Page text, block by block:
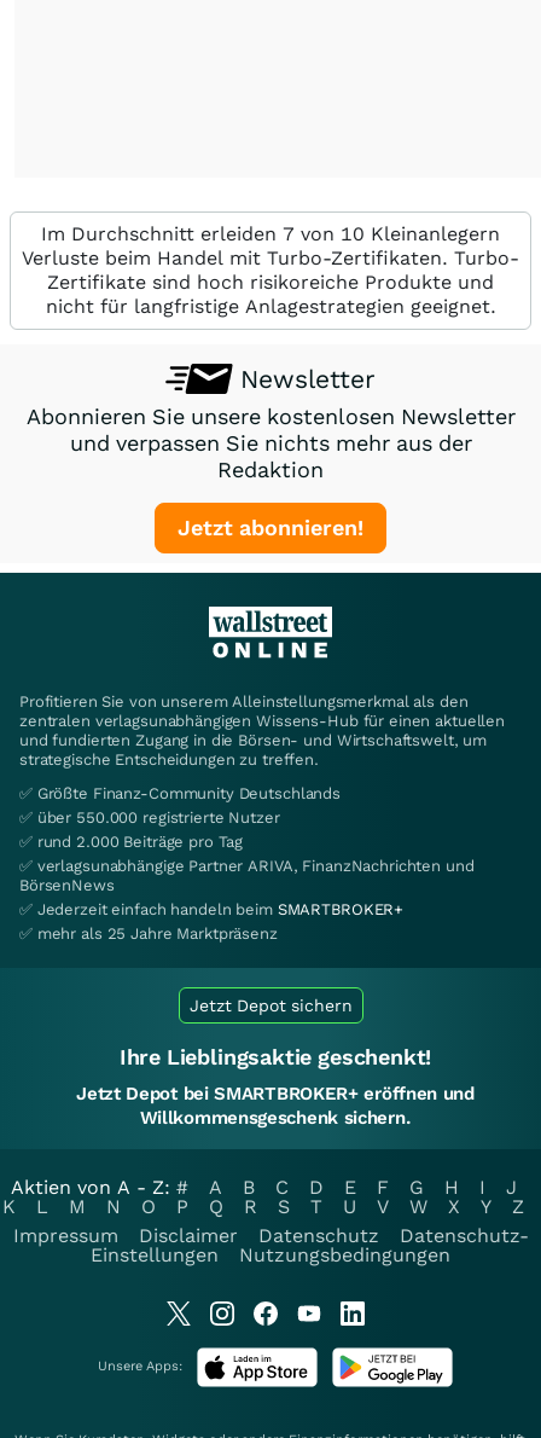
Im Durchschnitt erleiden 7 von 10 Kleinanlegern
Verluste beim Handel mit Turbo-Zertifikaten. Turbo-
Zertifikate sind hoch risikoreiche Produkte und
nicht für langfristige Anlagestrategien geeignet.
Newsletter
Abonnieren Sie unsere kostenlosen Newsletter
und verpassen Sie nichts mehr aus der
Redaktion
Jetzt abonnieren!
Profitieren Sie von unserem Alleinstellungsmerkmal als den
zentralen verlagsunabhängigen Wissens-Hub für einen aktuellen
und fundierten Zugang in die Börsen- und Wirtschaftswelt, um
strategische Entscheidungen zu treffen.
✅ Größte Finanz-Community Deutschlands
✅ über 550.000 registrierte Nutzer
✅ rund 2.000 Beiträge pro Tag
✅ verlagsunabhängige Partner ARIVA, FinanzNachrichten und
BörsenNews
✅ Jederzeit einfach handeln beim SMARTBROKER+
✅ mehr als 25 Jahre Marktpräsenz
Jetzt Depot sichern
Ihre Lieblingsaktie geschenkt!
Jetzt Depot bei SMARTBROKER+ eröffnen und
Willkommensgeschenk sichern.
Aktien von A - Z: # A B C D E F G H I
J
K
L M N O P Q R S T U V W X Y
Z
Impressum
Disclaimer Datenschutz
Datenschutz-
Einstellungen
Nutzungsbedingungen
Unsere Apps: